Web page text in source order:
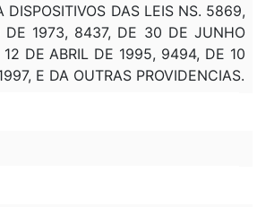
DISPOSITIVOS DAS LEIS NS. 5869,
DE 1973, 8437, DE 30 DE JUNHO
DE ABRIL DE 1995, 9494, DE 10
E DA OUTRAS PROVIDENCIAS.